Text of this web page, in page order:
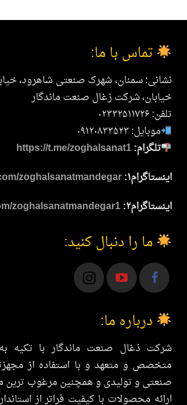
تماس با ما:
شرکت زغال صنعت ماندگار
۰۹۱۲۰۸۳۳۵۲۳
https://t.me/zoghalsanat1
zoghalsanatmandegar
zoghalsanatmandegar1
ما را دنبال کنید:
درباره ما:
ذغال صنعت ماندگار با تکیه به
و متعهد و با استفاده از مجهزترین
و تولیدی و همچنین مرغوب ترین مواد
محصولات با کیفیت فراتر از استاندار اقدام